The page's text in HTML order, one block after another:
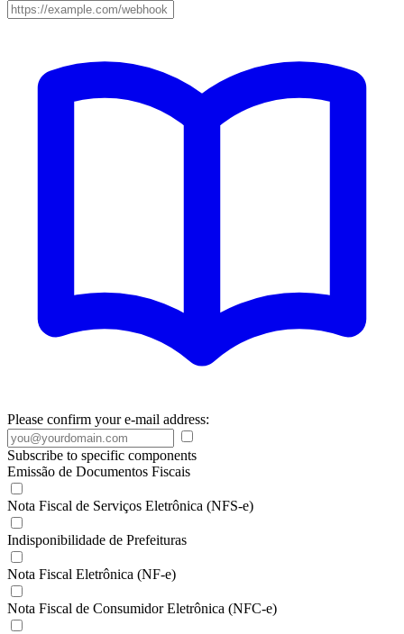
Please confirm your e-mail address:
Subscribe to specific components
Emissão de Documentos Fiscais
Nota Fiscal de Serviços Eletrônica (NFS-e)
Indisponibilidade de Prefeituras
Nota Fiscal Eletrônica (NF-e)
Nota Fiscal de Consumidor Eletrônica (NFC-e)